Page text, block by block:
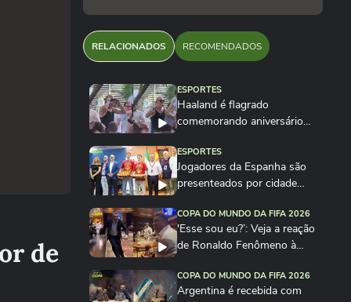
de
RELACIONADOS RECOMENDADOS
ESPORTES
Haaland é flagrado
comemorando aniversário
ESPORTES
Jogadores da Espanha são
presenteados por cidade
COPA DO MUNDO DA FIFA 2026
'Esse sou eu?’: Veja a reação
de Ronaldo Fenômeno à
COPA DO MUNDO DA FIFA 2026
Argentina é recebida com